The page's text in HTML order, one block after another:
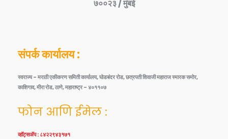
७००२३ / मुंबई
संपर्क कार्यालय :
स्वराज्य - मराठी एकीकरण समिती कार्यालय, घोडबंदर रोड, छत्रपती शिवाजी महाराज स्मारक समोर,
काशिगाव, मीरा रोड, ठाणे, महाराष्ट्र - ४०११०७
फोन आणि ईमेल :
व्हॉट्सॲप : ८४२२९४३१७१